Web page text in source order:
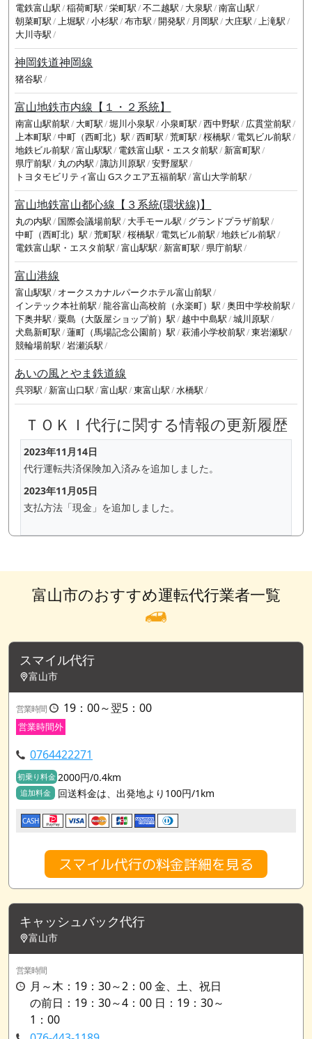
電鉄富山駅 稲荷町駅 栄町駅 不二越駅 大泉駅 南富山駅
朝菜町駅 上堀駅 小杉駅 布市駅 開発駅 月岡駅 大庄駅 上滝駅
大川寺駅
神岡鉄道神岡線
猪谷駅
富山地鉄市内線【１・２系統】
南富山駅前駅 大町駅 堀川小泉駅 小泉町駅 西中野駅
広貫堂前駅
上本町駅 中町（西町北）駅 西町駅 荒町駅 桜橋駅
電気ビル前駅
地鉄ビル前駅 富山駅駅 電鉄富山駅・エスタ前駅
新富町駅
県庁前駅
丸の内駅 諏訪川原駅 安野屋駅
トヨタモビリティ富山 Gスクエア五福前駅 富山大学前駅
富山地鉄富山都心線【３系統(環状線)】
丸の内駅 国際会議場前駅 大手モール駅
グランドプラザ前駅
中町（西町北）駅 荒町駅 桜橋駅 電気ビル前駅 地鉄ビル前駅
電鉄富山駅・エスタ前駅 富山駅駅 新富町駅 県庁前駅
富山港線
富山駅駅
オークスカナルパークホテル富山前駅
インテック本社前駅 龍谷富山高校前（永楽町）駅 奥田中学校前駅
下奥井駅 粟島（大阪屋ショップ前）駅 越中中島駅 城川原駅
犬島新町駅 蓮町（馬場記念公園前）駅 萩浦小学校前駅 東岩瀬駅
競輪場前駅 岩瀬浜駅
あいの風とやま鉄道線
呉羽駅 新富山口駅 富山駅 東富山駅 水橋駅
ＴＯＫＩ代行に関する情報の更新履歴
2023年11月14日
代行運転共済保険加入済みを追加しました。
2023年11月05日
支払方法「現金」を追加しました。
富山市のおすすめ運転代行業者一覧
スマイル代行
富山市
営業時間 19：00～翌5：00
営業時間外
0764422271
初乗り料金 2000円/0.4km
追加料金 回送料金は、出発地より100円/1km
CASH
スマイル代行の料金詳細を見る
キャッシュバック代行
富山市
営業時間
月～木：19：30～2：00 金、土、祝日
の前日：19：30～4：00 日：19：30～
1：00